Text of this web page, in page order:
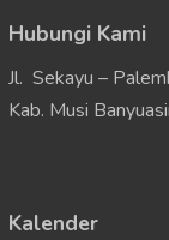
Hubungi Kami
Jl. Sekayu –
Kab. Musi
Kalender